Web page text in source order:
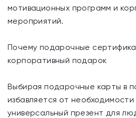
мотивационных программ и
мероприятий.
Почему подарочные
корпоративный подарок
Выбирая подарочные карты в
избавляется от необходимости
универсальный презент для